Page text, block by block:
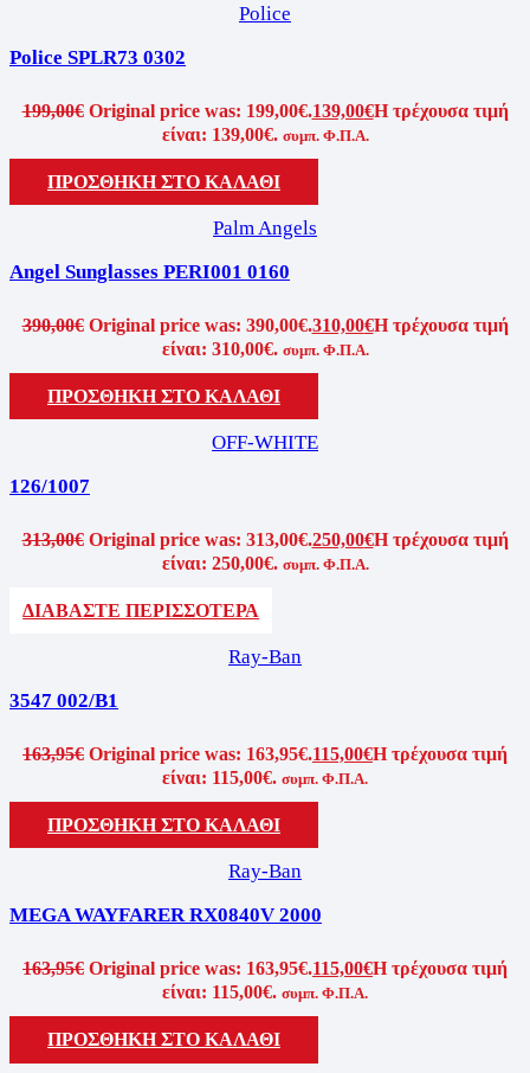
Police
Police SPLR73 0302
199,00€ Original price was: 199,00€.139,00€Η τρέχουσα τιμή
είναι: 139,00€. συμπ. Φ.Π.Α.
ΠΡΟΣΘΗΚΗ ΣΤΟ ΚΑΛΑΘΙ
Palm Angels
Angel Sunglasses PERI001 0160
390,00€ Original price was: 390,00€.310,00€Η τρέχουσα τιμή
είναι: 310,00€. συμπ. Φ.Π.Α.
ΠΡΟΣΘΗΚΗ ΣΤΟ ΚΑΛΑΘΙ
OFF-WHITE
126/1007
313,00€ Original price was: 313,00€.250,00€Η τρέχουσα τιμή
είναι: 250,00€. συμπ. Φ.Π.Α.
ΔΙΑΒΑΣΤΕ ΠΕΡΙΣΣΟΤΕΡΑ
Ray-Ban
3547 002/B1
163,95€ Original price was: 163,95€.115,00€Η τρέχουσα τιμή
είναι: 115,00€. συμπ. Φ.Π.Α.
ΠΡΟΣΘΗΚΗ ΣΤΟ ΚΑΛΑΘΙ
Ray-Ban
MEGA WAYFARER RX0840V 2000
163,95€ Original price was: 163,95€.115,00€Η τρέχουσα τιμή
είναι: 115,00€. συμπ. Φ.Π.Α.
ΠΡΟΣΘΗΚΗ ΣΤΟ ΚΑΛΑΘΙ